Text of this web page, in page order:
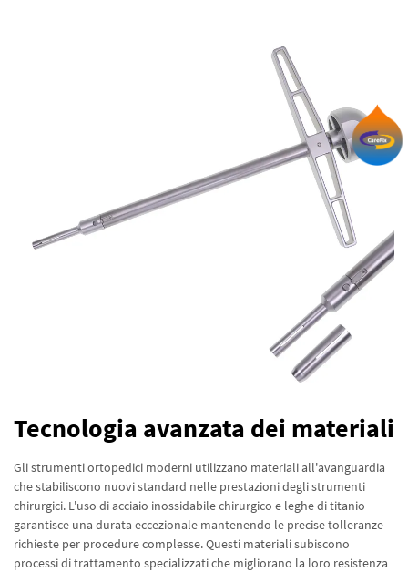
Tecnologia avanzata dei materiali
Gli strumenti ortopedici moderni utilizzano materiali all'avanguardia
che stabiliscono nuovi standard nelle prestazioni degli strumenti
chirurgici. L'uso di acciaio inossidabile chirurgico e leghe di titanio
garantisce una durata eccezionale mantenendo le precise tolleranze
richieste per procedure complesse. Questi materiali subiscono
processi di trattamento specializzati che migliorano la loro resistenza